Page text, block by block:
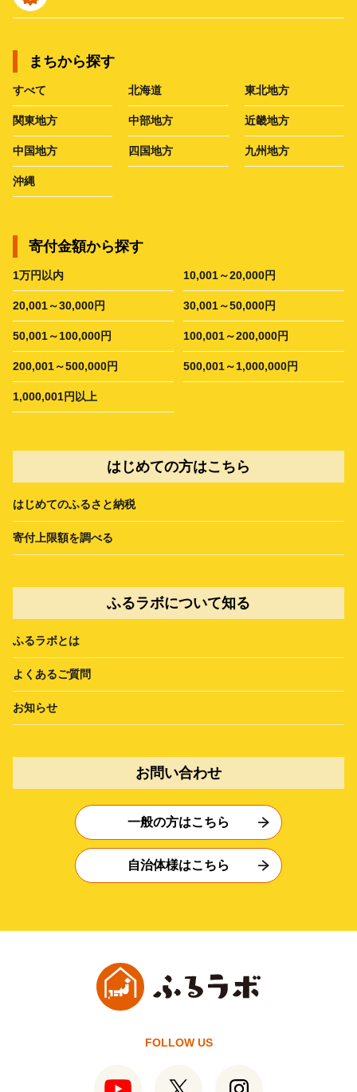
まちから探す
すべて 北海道 東北地方
関東地方 中部地方 近畿地方
中国地方 四国地方 九州地方
沖縄
寄付金額から探す
1万円以内 10,001～20,000円
20,001～30,000円 30,001～50,000円
50,001～100,000円 100,001～200,000円
200,001～500,000円 500,001～1,000,000円
1,000,001円以上
はじめての方はこちら
はじめてのふるさと納税
寄付上限額を調べる
ふるラボについて知る
ふるラボとは
よくあるご質問
お知らせ
お問い合わせ
一般の方はこちら
自治体様はこちら
FOLLOW US